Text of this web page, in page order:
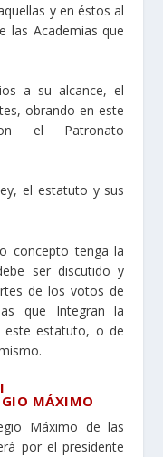
y en éstos al
las Academias que
a su alcance, el
obrando en este
el Patronato
el estatuto y sus
concepto tenga la
ser discutido y
de los votos de
que Integran la
este estatuto, o de
MÁXIMO
Máximo de las
por el presidente